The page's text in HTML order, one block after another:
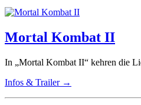
Mortal Kombat II
In „Mortal Kombat II“ kehren die
Infos & Trailer →